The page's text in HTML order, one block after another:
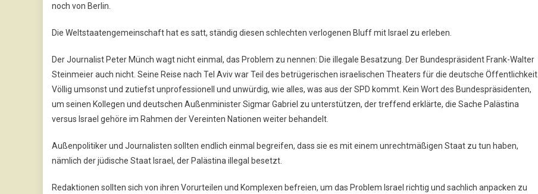
noch von Berlin.
Die Weltstaatengemeinschaft hat es satt, ständig diesen schlechten verlogenen Bluff mit Israel zu erleben.
Der Journalist Peter Münch wagt nicht einmal, das Problem zu nennen: Die illegale Besatzung. Der Bundespräsident Frank-Walter
Steinmeier auch nicht. Seine Reise nach Tel Aviv war Teil des betrügerischen israelischen Theaters für die deutsche Öffentlichkeit.
Völlig umsonst und zutiefst unprofessionell und unwürdig, wie alles, was aus der SPD kommt. Kein Wort des Bundespräsidenten,
um seinen Kollegen und deutschen Außenminister Sigmar Gabriel zu unterstützen, der treffend erklärte, die Sache Palästina
versus Israel gehöre im Rahmen der Vereinten Nationen weiter behandelt.
Außenpolitiker und Journalisten sollten endlich einmal begreifen, dass sie es mit einem unrechtmäßigen Staat zu tun haben,
nämlich der jüdische Staat Israel, der Palästina illegal besetzt.
Redaktionen sollten sich von ihren Vorurteilen und Komplexen befreien, um das Problem Israel richtig und sachlich anpacken zu